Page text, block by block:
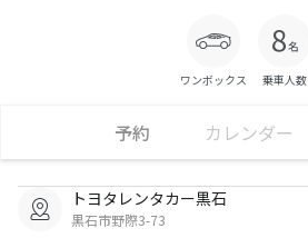
ワンボックス 乗車人数
予約 カレンダー
トヨタレンタカー黒石
黒石市野際3-73